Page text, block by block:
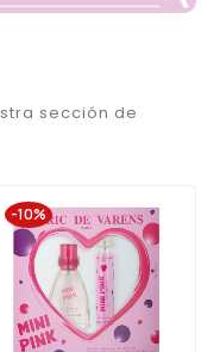
sección de
-10%